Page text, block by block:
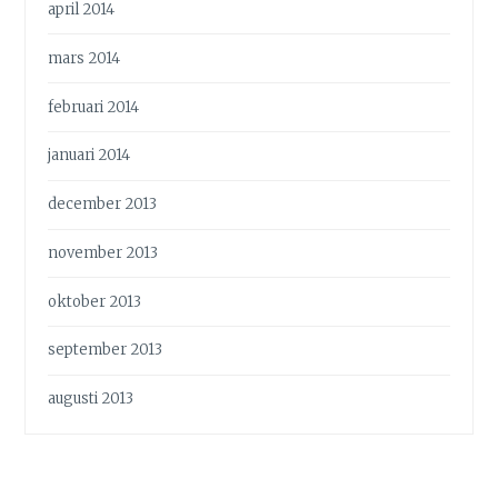
april 2014
mars 2014
februari 2014
januari 2014
december 2013
november 2013
oktober 2013
september 2013
augusti 2013